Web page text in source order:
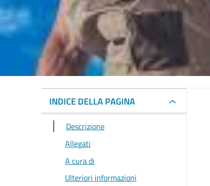
INDICE DELLA PAGINA
Descrizione
Allegati
A cura di
Ulteriori informazioni